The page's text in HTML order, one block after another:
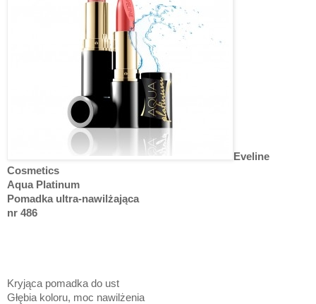
Eveline
Cosmetics
Aqua Platinum
Pomadka ultra-nawilżająca
nr 486
Kryjąca pomadka do ust
Głębia koloru, moc nawilżenia